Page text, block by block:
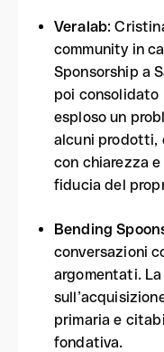
Veralab:
community in
Sponsorship a
poi consolidato
esploso un
alcuni prodotti,
con chiarezza
fiducia del
Bending
conversazioni
argomentati. La
primaria e
fondativa.